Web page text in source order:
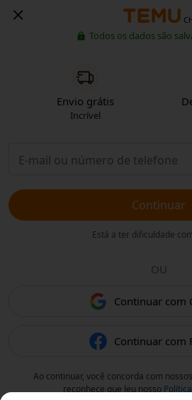
Todos os dados são
Envio grátis
Incrível
Continuar
Está a ter dificuldade
OU
Continuar com
Continuar com
Ao continuar, você concorda com nossos
reconhece que leu nosso